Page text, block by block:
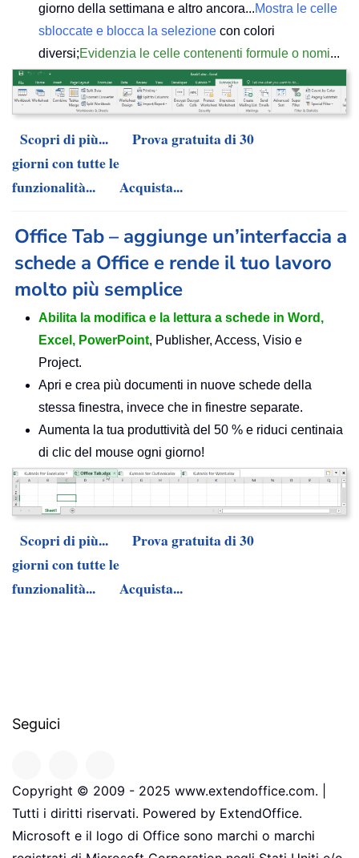
giorno della settimana e altro ancora...Mostra le celle
sbloccate e blocca la selezione con colori
diversi;Evidenzia le celle contenenti formule o nomi...
Scopri di più...
Prova gratuita di 30
giorni con tutte le
funzionalità...
Acquista...
Office Tab – aggiunge un’interfaccia a
schede a Office e rende il tuo lavoro
molto più semplice
Abilita la modifica e la lettura a schede in Word,
Excel, PowerPoint, Publisher, Access, Visio e
Project.
Apri e crea più documenti in nuove schede della
stessa finestra, invece che in finestre separate.
Aumenta la tua produttività del 50 % e riduci centinaia
di clic del mouse ogni giorno!
Scopri di più...
Prova gratuita di 30
giorni con tutte le
funzionalità...
Acquista...
Seguici
Copyright © 2009 - 2025 www.extendoffice.com. |
Tutti i diritti riservati. Powered by ExtendOffice.
Microsoft e il logo di Office sono marchi o marchi